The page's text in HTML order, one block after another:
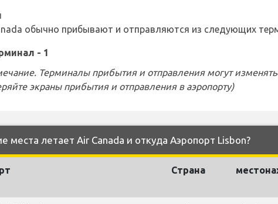
обычно прибывают и отправляются из следующих
- 1
Терминалы прибытия и отправления могут
экраны прибытия и отправления в аэропорту)
места летает Air Canada и откуда Аэропорт Lisbon?
Страна